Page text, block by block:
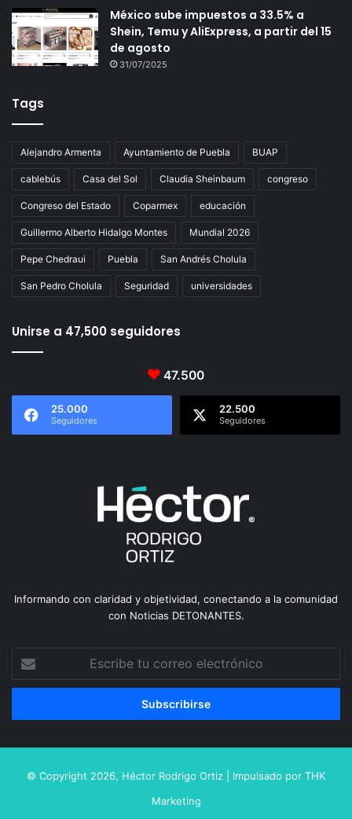
México sube impuestos a 33.5% a
Shein, Temu y AliExpress, a partir del 15
de agosto
31/07/2025
Tags
Alejandro Armenta Ayuntamiento de Puebla BUAP
cablebús Casa del Sol Claudia Sheinbaum congreso
Congreso del Estado Coparmex educación
Guillermo Alberto Hidalgo Montes Mundial 2026
Pepe Chedraui Puebla San Andrés Cholula
San Pedro Cholula Seguridad universidades
Unirse a 47,500 seguidores
47.500
25.000
Seguidores
22.500
Seguidores
Informando con claridad y objetividad, conectando a la comunidad
con Noticias DETONANTES.
tu
correo
© Copyright 2026, Héctor Rodrigo Ortiz | Impulsado por THK
Marketing